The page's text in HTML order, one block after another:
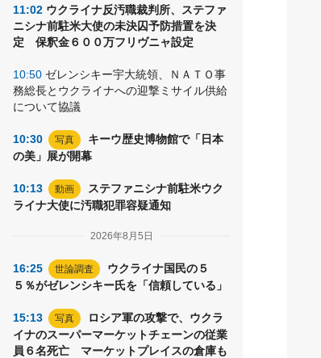
11:02 ウクライナ反汚職裁判所、ステファ
ニシナ前駐米大使の未決囚予防措置を決
定 保釈金６００万フリヴニャ設定
10:50 ゼレンシキー宇大統領、ＮＡＴＯ事
務総長とウクライナへの迎撃ミサイル供給
について協議
10:30 写真
キーウ歴史博物館で「日本
の美」展が開幕
10:13 動画
ステファニシナ前駐米ウク
ライナ大使に汚職犯罪容疑通知
2026年8月5日
16:25 世論調査
ウクライナ国民の５
５％がゼレンシキー氏を「信頼している」
15:13 写真
ロシア軍の攻撃で、ウクラ
イナのスーパーマーケットチェーンの従業
員６名死亡 マーケットプレイスの倉庫も